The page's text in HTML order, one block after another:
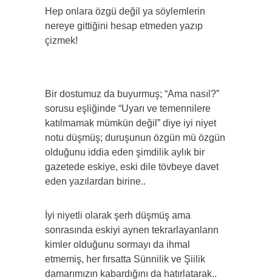
Hep onlara özgü değil ya söylemlerin
nereye gittiğini hesap etmeden yazıp
çizmek!
Bir dostumuz da buyurmuş; “Ama nasıl?”
sorusu eşliğinde “Uyarı ve temennilere
katılmamak mümkün değil” diye iyi niyet
notu düşmüş; duruşunun özgün mü özgün
olduğunu iddia eden şimdilik aylık bir
gazetede eskiye, eski dile tövbeye davet
eden yazılardan birine..
İyi niyetli olarak şerh düşmüş ama
sonrasında eskiyi aynen tekrarlayanların
kimler olduğunu sormayı da ihmal
etmemiş, her fırsatta Sünnilik ve Şiilik
damarımızın kabardığını da hatırlatarak..